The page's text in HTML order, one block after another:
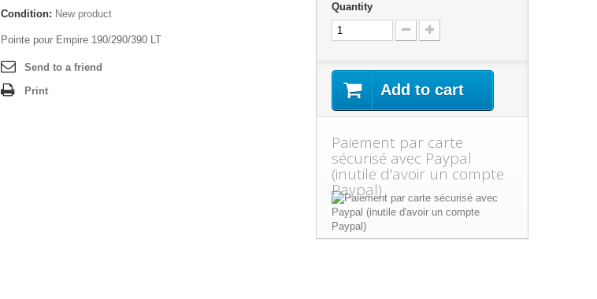
Condition: New product
Pointe pour Empire 190/290/390 LT
Send to a friend
Print
Quantity
Add to cart
Paiement par carte
sécurisé avec Paypal
(inutile d'avoir un compte
Paypal)